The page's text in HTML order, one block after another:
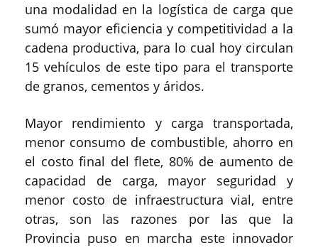
una modalidad en la logística de carga que
sumó mayor eficiencia y competitividad a la
cadena productiva, para lo cual hoy circulan
15 vehículos de este tipo para el transporte
de granos, cementos y áridos.
Mayor rendimiento y carga transportada,
menor consumo de combustible, ahorro en
el costo final del flete, 80% de aumento de
capacidad de carga, mayor seguridad y
menor costo de infraestructura vial, entre
otras, son las razones por las que la
Provincia puso en marcha este innovador